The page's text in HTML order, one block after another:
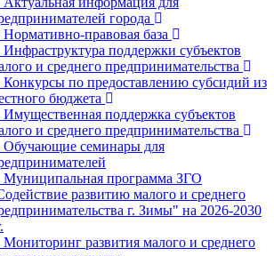
города
Нормативно-правовая база
Инфраструктура поддержки субъектов
и среднего предпринимательства
Конкурсы по предоставлению субсидий из
бюджета
Имущественная поддержка субъектов
и среднего предпринимательства
Обучающие семинары для
Муниципальная программа ЗГО
развитию малого и среднего
г. Зимы" на 2026-2030
Мониторинг развития малого и среднего